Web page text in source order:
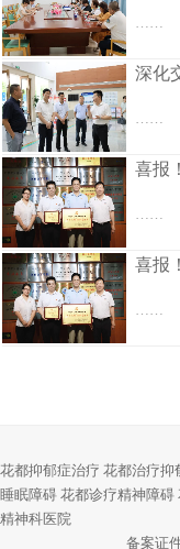
……
深化
……
喜报
……
喜报
……
花都抑郁症治疗 花都治疗抑
睡眠障碍 花都诊疗精神障碍
精神科医院
备案证